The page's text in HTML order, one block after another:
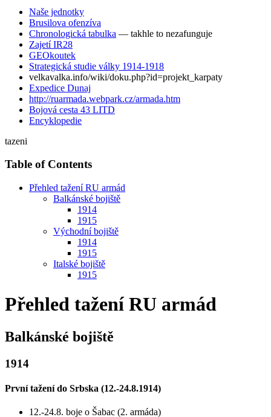
Naše jednotky
Brusilova ofenzíva
Chronologická tabulka — takhle to nezafunguje
Zajetí IR28
GEOkoutek
Strategická studie války 1914-1918
velkavalka.info/wiki/doku.php?id=projekt_karpaty
Expedice Dunaj
http://ruarmada.webpark.cz/armada.htm
Bojová cesta 43 LITD
Encyklopedie
tazeni
Table of Contents
Přehled tažení RU armád
Balkánské bojiště
1914
1915
Východní bojiště
1914
1915
Italské bojiště
1915
Přehled tažení RU armád
Balkánské bojiště
1914
První tažení do Srbska (12.-24.8.1914)
12.-24.8. boje o Šabac (2. armáda)